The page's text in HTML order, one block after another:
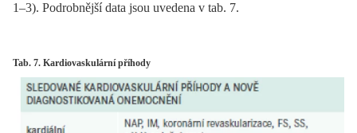
1–3). Podrobnější data jsou uvedena v tab. 7.
Tab. 7. Kardiovaskulární příhody